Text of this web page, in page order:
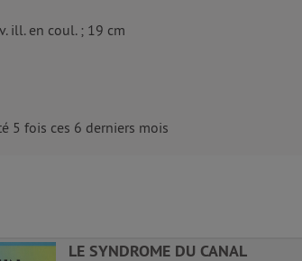
ill. en coul. ; 19 cm
5 fois ces 6 derniers mois
LE SYNDROME DU CANAL